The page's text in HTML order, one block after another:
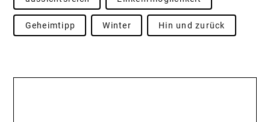
Geheimtipp Winter Hin und zurück